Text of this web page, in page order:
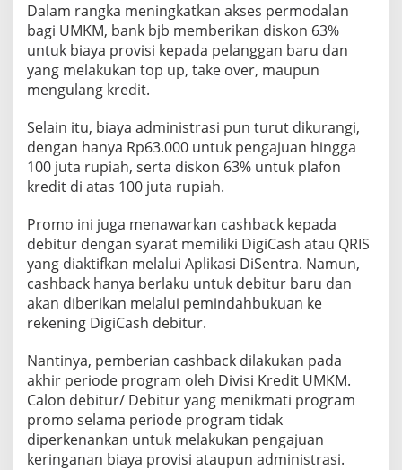
Dalam rangka meningkatkan akses permodalan
bagi UMKM, bank bjb memberikan diskon 63%
untuk biaya provisi kepada pelanggan baru dan
yang melakukan top up, take over, maupun
mengulang kredit.
Selain itu, biaya administrasi pun turut dikurangi,
dengan hanya Rp63.000 untuk pengajuan hingga
100 juta rupiah, serta diskon 63% untuk plafon
kredit di atas 100 juta rupiah.
Promo ini juga menawarkan cashback kepada
debitur dengan syarat memiliki DigiCash atau QRIS
yang diaktifkan melalui Aplikasi DiSentra. Namun,
cashback hanya berlaku untuk debitur baru dan
akan diberikan melalui pemindahbukuan ke
rekening DigiCash debitur.
Nantinya, pemberian cashback dilakukan pada
akhir periode program oleh Divisi Kredit UMKM.
Calon debitur/ Debitur yang menikmati program
promo selama periode program tidak
diperkenankan untuk melakukan pengajuan
keringanan biaya provisi ataupun administrasi.